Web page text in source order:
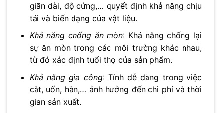
giãn dài, độ cứng,… quyết định khả năng chịu
tải và biến dạng của vật liệu.
Khả năng chống ăn mòn: Khả năng chống lại
sự ăn mòn trong các môi trường khác nhau,
từ đó xác định tuổi thọ của sản phẩm.
Khả năng gia công: Tính dễ dàng trong việc
cắt, uốn, hàn,… ảnh hưởng đến chi phí và thời
gian sản xuất.